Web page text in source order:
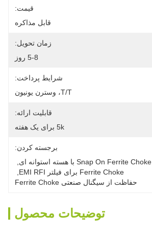
قیمت:
قابل مذاکره
زمان تحویل:
5-8 روز
شرایط پرداخت:
T/T، وسترن یونیون
قابلیت ارائه:
5k برای یک هفته
برجسته کردن:
Snap On Ferrite Choke با هسته استوانه ای
Ferrite Choke برای فیلتر EMI RFI
حفاظت از سیگنال صنعتی Ferrite Choke
توضیحات محصول